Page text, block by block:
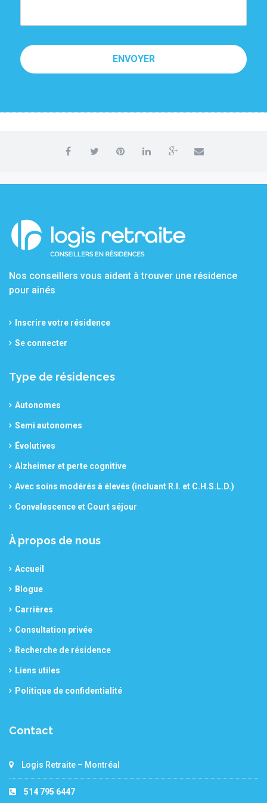
ENVOYER
Nos conseillers vous aident à trouver une résidence
pour ainés
Inscrire votre résidence
Se connecter
Type de résidences
Autonomes
Semi autonomes
Évolutives
Alzheimer et perte cognitive
Avec soins modérés à élevés (incluant R.I. et C.H.S.L.D.)
Convalescence et Court séjour
À propos de nous
Accueil
Blogue
Carrières
Consultation privée
Recherche de résidence
Liens utiles
Politique de confidentialité
Contact
Logis Retraite – Montréal
514 795 6447